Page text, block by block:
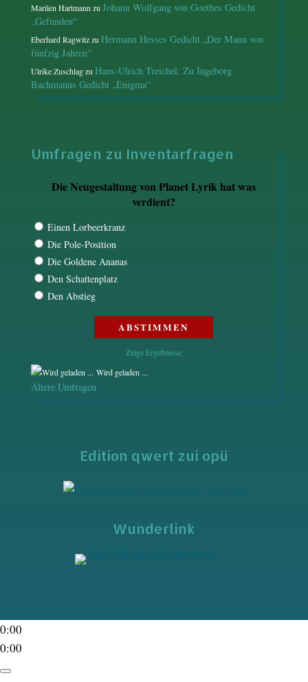
Marilen HartmannzuJohann Wolfgang von Goethes Gedicht
„Gefunden“
Eberhard RagwitzzuHermann Hesses Gedicht „Der Mann von
fünfzig Jahren“
Ulrike ZuschlagzuHans-Ulrich Treichel: Zu Ingeborg
Bachmanns Gedicht „Enigma“
Umfragen zu Inventarfragen
Die Neugestaltung von Planet Lyrik hat was
verdient?
Einen Lorbeerkranz
Die Pole-Position
Die Goldene Ananas
Den Schattenplatz
Den Abstieg
Zeige Ergebnisse
Wird geladen ...
Ältere Umfragen
Edition qwert zui opü
Wunderlink
0:00
0:00